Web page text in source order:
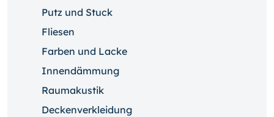
Putz und Stuck
Fliesen
Farben und Lacke
Innendämmung
Raumakustik
Deckenverkleidung